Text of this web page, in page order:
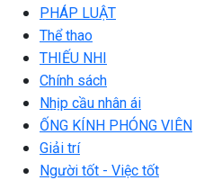
PHÁP LUẬT
Thể thao
THIẾU NHI
Chính sách
Nhịp cầu nhân ái
ỐNG KÍNH PHÓNG VIÊN
Giải trí
Người tốt - Việc tốt